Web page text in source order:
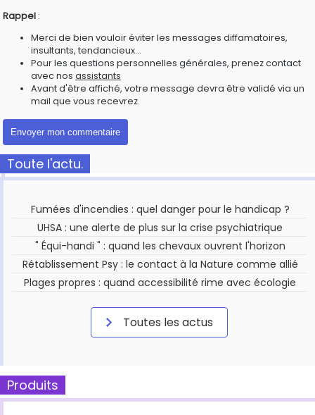
Rappel :
Merci de bien vouloir éviter les messages diffamatoires,
insultants, tendancieux...
Pour les questions personnelles générales, prenez contact
avec nos assistants
Avant d'être affiché, votre message devra être validé via un
mail que vous recevrez.
Toute l'actu.
Fumées d'incendies : quel danger pour le handicap ?
UHSA : une alerte de plus sur la crise psychiatrique
" Équi-handi " : quand les chevaux ouvrent l'horizon
Rétablissement Psy : le contact à la Nature comme allié
Plages propres : quand accessibilité rime avec écologie
Toutes les actus
Produits